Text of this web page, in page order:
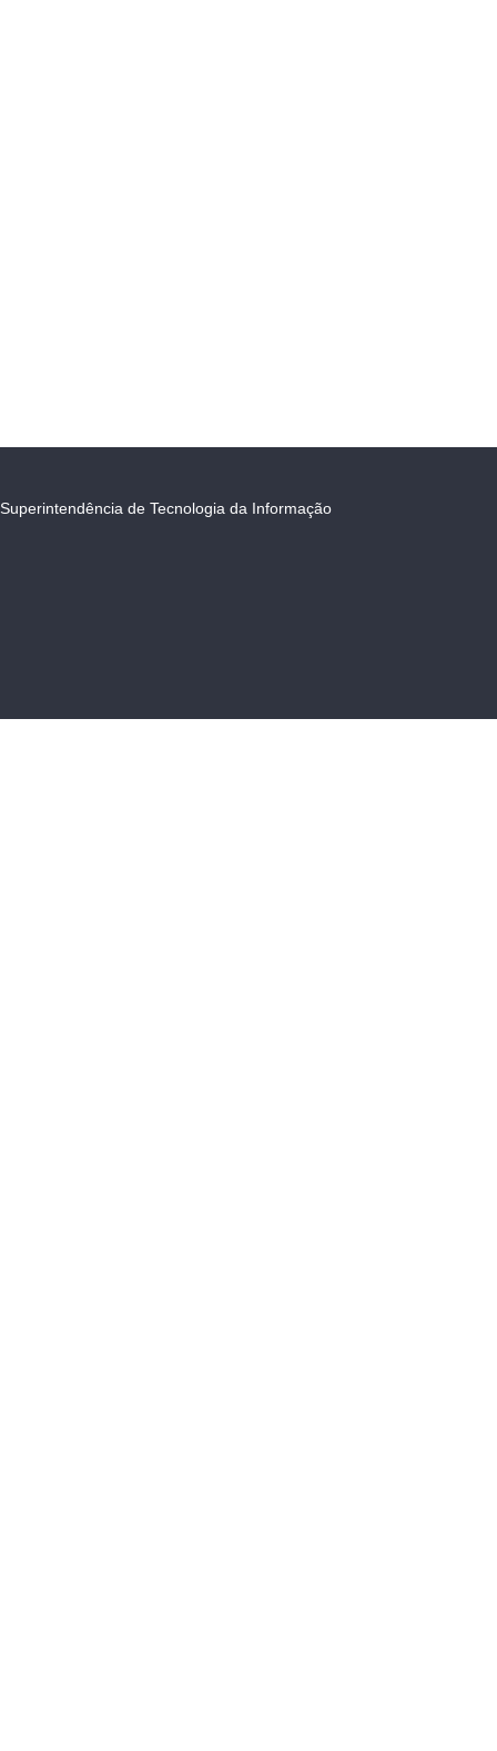
Superintendência de Tecnologia da Informação